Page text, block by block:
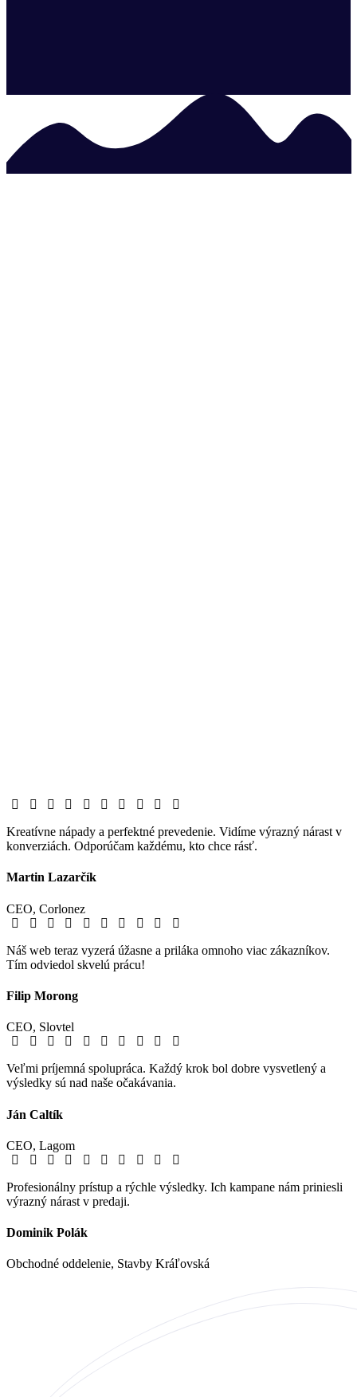
Kreatívne nápady a perfektné prevedenie. Vidíme výrazný nárast v
konverziách. Odporúčam každému, kto chce rásť.
Martin Lazarčík
CEO, Corlonez
Náš web teraz vyzerá úžasne a priláka omnoho viac zákazníkov.
Tím odviedol skvelú prácu!
Filip Morong
CEO, Slovtel
Veľmi príjemná spolupráca. Každý krok bol dobre vysvetlený a
výsledky sú nad naše očakávania.
Ján Caltík
CEO, Lagom
Profesionálny prístup a rýchle výsledky. Ich kampane nám priniesli
výrazný nárast v predaji.
Dominik Polák
Obchodné oddelenie, Stavby Kráľovská